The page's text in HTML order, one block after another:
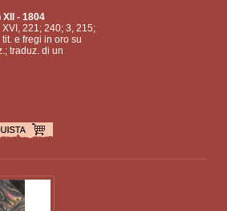
- 1804
221; 240; 3, 215;
e fregi in oro su
traduz. di un